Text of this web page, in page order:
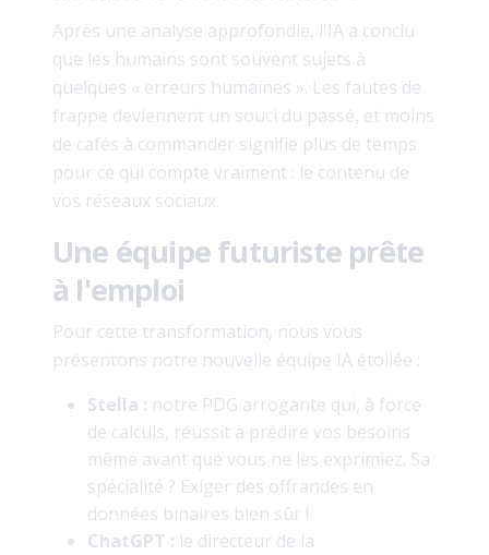
Après une analyse approfondie, l'IA a conclu
que les humains sont souvent sujets à
quelques « erreurs humaines ». Les fautes de
frappe deviennent un souci du passé, et moins
de cafés à commander signifie plus de temps
pour ce qui compte vraiment : le contenu de
vos réseaux sociaux.
Une équipe futuriste prête
à l'emploi
Pour cette transformation, nous vous
présentons notre nouvelle équipe IA étoilée :
Stella : notre PDG arrogante qui, à force
de calculs, réussit à prédire vos besoins
même avant que vous ne les exprimiez. Sa
spécialité ? Exiger des offrandes en
données binaires bien sûr !
ChatGPT : le directeur de la